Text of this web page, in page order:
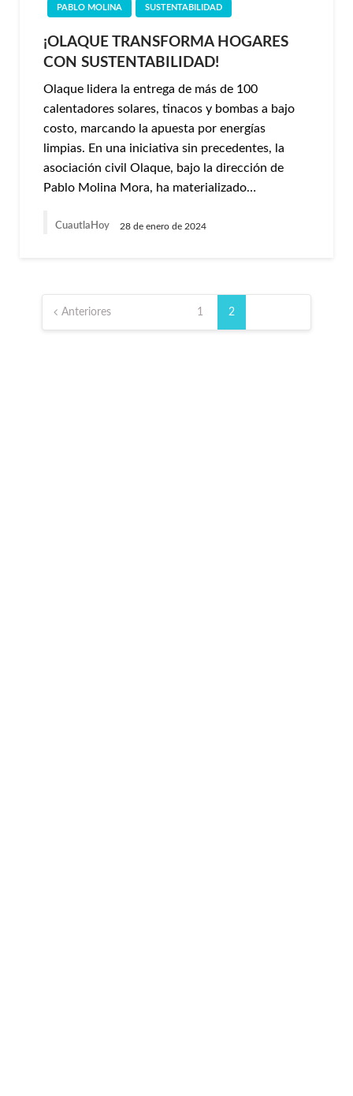
PABLO MOLINA SUSTENTABILIDAD
¡OLAQUE TRANSFORMA HOGARES
CON SUSTENTABILIDAD!
Olaque lidera la entrega de más de 100
calentadores solares, tinacos y bombas a bajo
costo, marcando la apuesta por energías
limpias. En una iniciativa sin precedentes, la
asociación civil Olaque, bajo la dirección de
Pablo Molina Mora, ha materializado…
CuautlaHoy 28 de enero de 2024
Paginación
de Anteriores 1 2